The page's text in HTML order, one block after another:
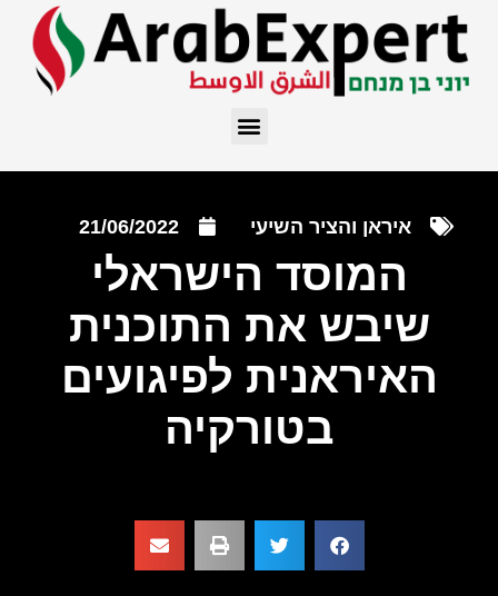
איראן והציר השיעי 21/06/2022
המוסד הישראלי
שיבש את התוכנית
האיראנית לפיגועים
בטורקיה